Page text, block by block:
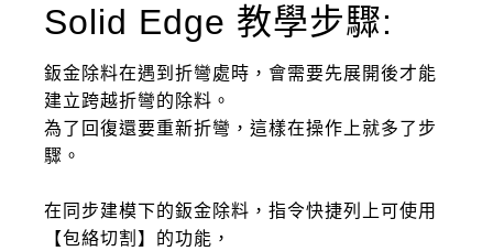
Solid Edge 教學步驟:
鈑金除料在遇到折彎處時，會需要先展開後才能
建立跨越折彎的除料。
為了回復還要重新折彎，這樣在操作上就多了步
驟。
在同步建模下的鈑金除料，指令快捷列上可使用
【包絡切割】的功能，